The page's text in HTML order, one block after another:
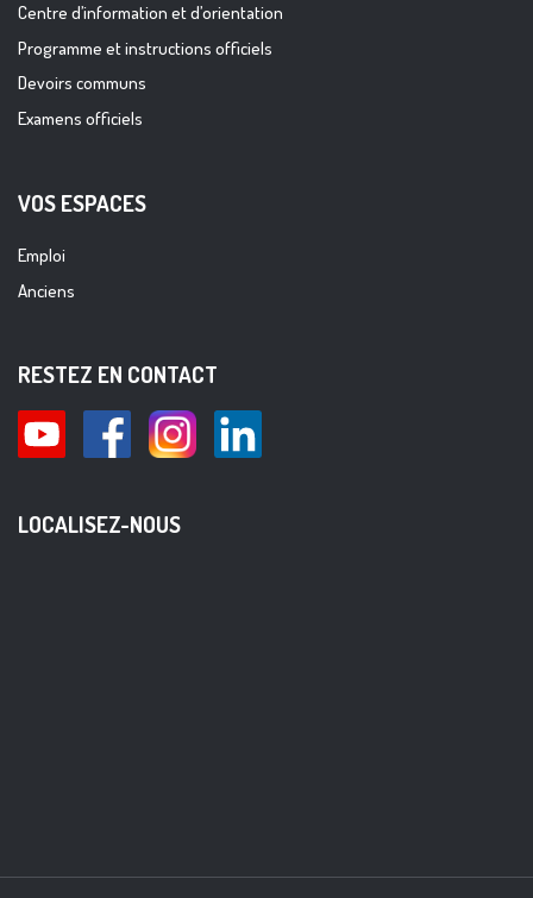
Centre d’information et d’orientation
Programme et instructions officiels
Devoirs communs
Examens officiels
VOS ESPACES
Emploi
Anciens
RESTEZ EN CONTACT
LOCALISEZ-NOUS